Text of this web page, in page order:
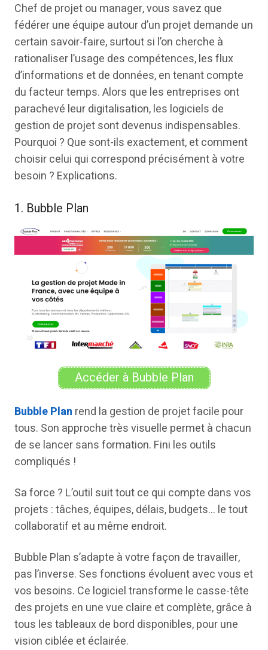
Chef de projet ou manager, vous savez que
fédérer une équipe autour d’un projet demande un
certain savoir-faire, surtout si l’on cherche à
rationaliser l’usage des compétences, les flux
d’informations et de données, en tenant compte
du facteur temps. Alors que les entreprises ont
parachevé leur digitalisation, les logiciels de
gestion de projet sont devenus indispensables.
Pourquoi ? Que sont-ils exactement, et comment
choisir celui qui correspond précisément à votre
besoin ? Explications.
1. Bubble Plan
Accéder à Bubble Plan
Bubble Plan rend la gestion de projet facile pour
tous. Son approche très visuelle permet à chacun
de se lancer sans formation. Fini les outils
compliqués !
Sa force ? L’outil suit tout ce qui compte dans vos
projets : tâches, équipes, délais, budgets… le tout
collaboratif et au même endroit.
Bubble Plan s’adapte à votre façon de travailler,
pas l’inverse. Ses fonctions évoluent avec vous et
vos besoins. Ce logiciel transforme le casse-tête
des projets en une vue claire et complète, grâce à
tous les tableaux de bord disponibles, pour une
vision ciblée et éclairée.